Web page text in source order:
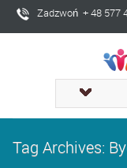
Zadzwoń + 48 577
Tag Archives: